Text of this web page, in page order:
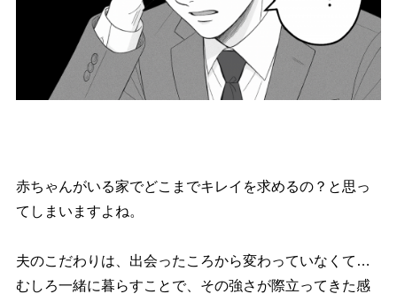
赤ちゃんがいる家でどこまでキレイを求めるの？と思っ
てしまいますよね。
夫のこだわりは、出会ったころから変わっていなくて…
むしろ一緒に暮らすことで、その強さが際立ってきた感